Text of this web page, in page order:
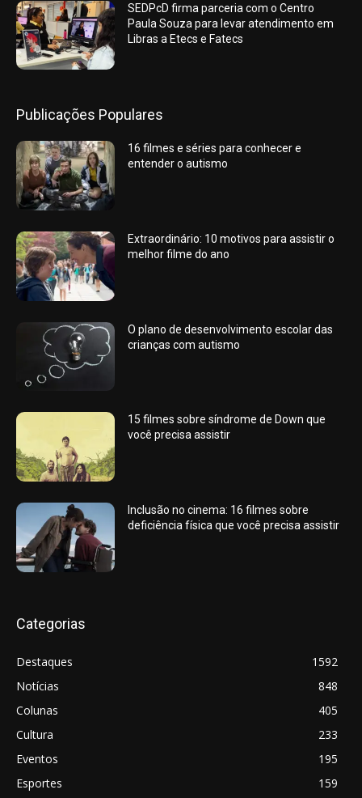
SEDPcD firma parceria com o Centro
Paula Souza para levar atendimento em
Libras a Etecs e Fatecs
Publicações Populares
16 filmes e séries para conhecer e
entender o autismo
Extraordinário: 10 motivos para assistir o
melhor filme do ano
O plano de desenvolvimento escolar das
crianças com autismo
15 filmes sobre síndrome de Down que
você precisa assistir
Inclusão no cinema: 16 filmes sobre
deficiência física que você precisa assistir
Categorias
Destaques
1592
Notícias
848
Colunas
405
Cultura
233
Eventos
195
Esportes
159